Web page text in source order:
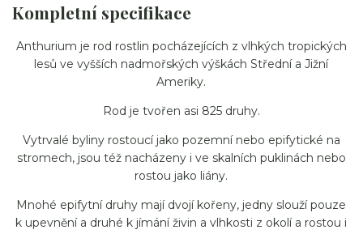
Kompletní specifikace
Anthurium je rod rostlin pocházejících z vlhkých tropických
lesů ve vyšších nadmořských výškách Střední a Jižní
Ameriky.
Rod je tvořen asi 825 druhy.
Vytrvalé byliny rostoucí jako pozemní nebo epifytické na
stromech, jsou též nacházeny i ve skalních puklinách nebo
rostou jako liány.
Mnohé epifytní druhy mají dvojí kořeny, jedny slouží pouze
k upevnění a druhé k jímání živin a vlhkosti z okolí a rostou i